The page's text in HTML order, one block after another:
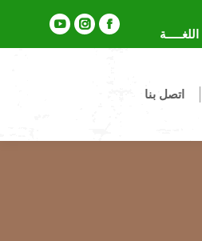
اللغـــــة
Facebook
Instagram
YouTube
اتصل بنا